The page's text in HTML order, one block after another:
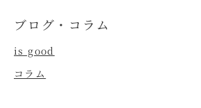
ブログ・コラム
is good
コラム